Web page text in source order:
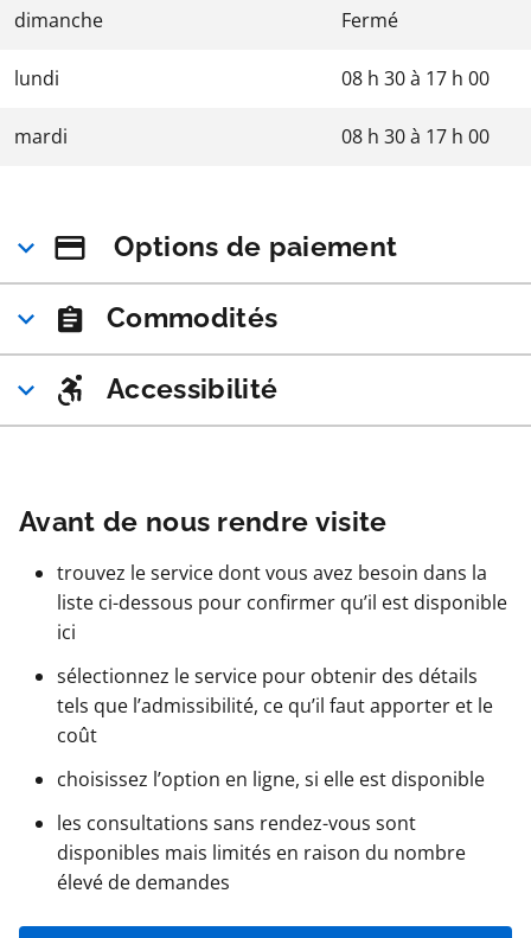
dimanche Fermé
lundi 08 h 30à 17 h 00
mardi 08 h 30à 17 h 00
Options de paiement
Commodités
Accessibilité
Avant de nous rendre visite
trouvez le service dont vous avez besoin dans la
liste ci-dessous pour confirmer qu’il est disponible
ici
sélectionnez le service pour obtenir des détails
tels que l’admissibilité, ce qu’il faut apporter et le
coût
choisissez l’option en ligne, si elle est disponible
les consultations sans rendez-vous sont
disponibles mais limités en raison du nombre
élevé de demandes